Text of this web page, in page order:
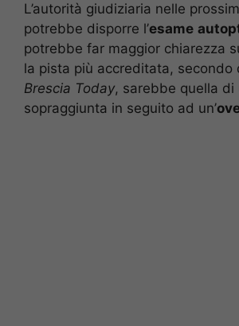
L’autorità giudiziaria nelle
potrebbe disporre l’esame
potrebbe far maggior chiarezza
la pista più accreditata, secondo
Brescia Today, sarebbe quella di
sopraggiunta in seguito ad un’